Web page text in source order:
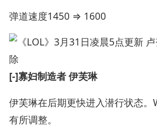
弹道速度1450 ⇒ 1600
[-]寡妇制造者 伊芙琳
伊芙琳在后期更快进入潜行状态。
有所调整。